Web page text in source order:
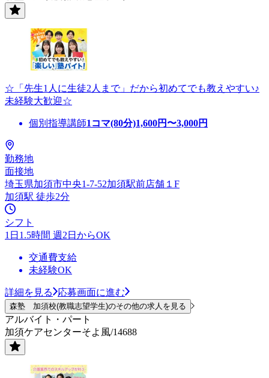
☆「先生1人に生徒2人まで」だから初めてでも教えやすい♪
未経験大歓迎☆
個別指導講師1コマ(80分)1,600円〜3,000円
勤務地
面接地
埼玉県加須市中央1-7-52加須駅前店舗１F
加須駅 徒歩2分
シフト
1日1.5時間 週2日からOK
交通費支給
未経験OK
詳細を見る 応募画面に進む
森塾 加須校(教職志望学生)のその他の求人を見る
アルバイト・パート
加須ケアセンターそよ風/14688